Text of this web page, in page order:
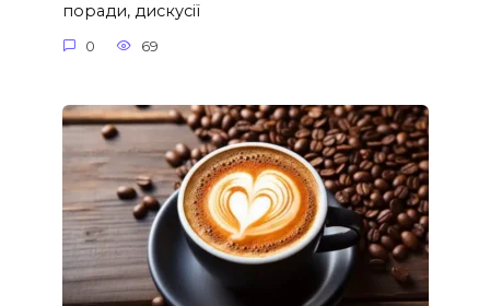
поради, дискусії
0 69